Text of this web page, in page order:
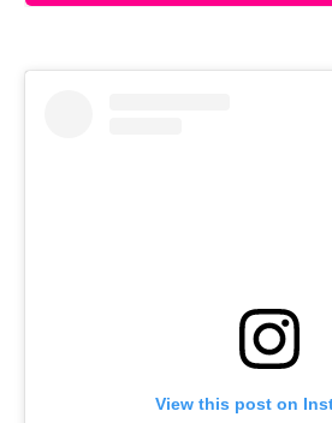
View this post on